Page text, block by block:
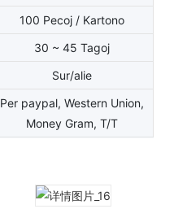
100 Pecoj / Kartono
30 ~ 45 Tagoj
Sur/alie
Per paypal, Western Union,
Money Gram, T/T